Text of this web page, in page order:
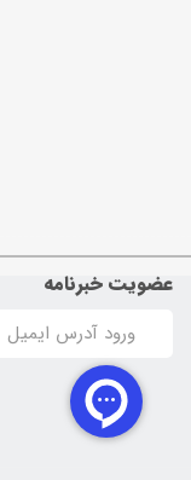
عضویت خبرنامه